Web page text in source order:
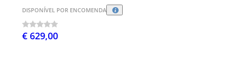
DISPONÍVEL POR ENCOMENDA
€ 629,00